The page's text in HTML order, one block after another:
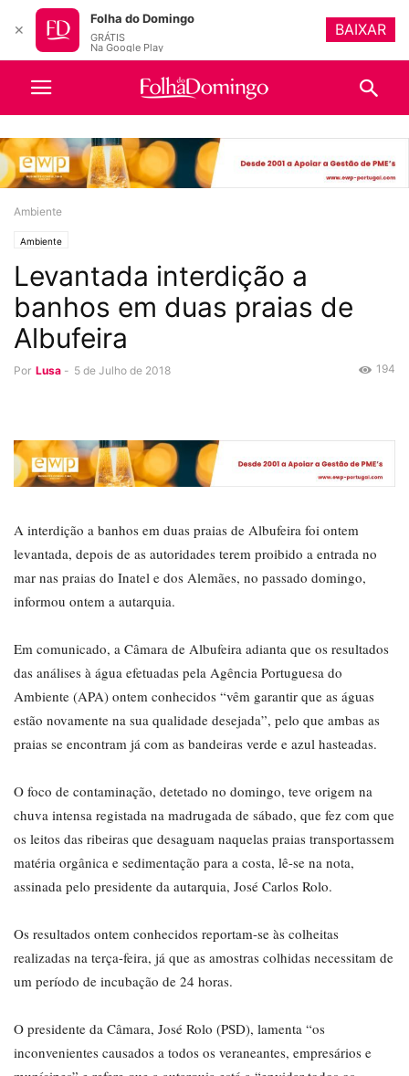
Ambiente
Ambiente
Levantada interdição a
banhos em duas praias de
Albufeira
Por Lusa - 5 de Julho de 2018 194
A interdição a banhos em duas praias de Albufeira foi ontem
levantada, depois de as autoridades terem proibido a entrada no
mar nas praias do Inatel e dos Alemães, no passado domingo,
informou ontem a autarquia.
Em comunicado, a Câmara de Albufeira adianta que os resultados
das análises à água efetuadas pela Agência Portuguesa do
Ambiente (APA) ontem conhecidos “vêm garantir que as águas
estão novamente na sua qualidade desejada”, pelo que ambas as
praias se encontram já com as bandeiras verde e azul hasteadas.
O foco de contaminação, detetado no domingo, teve origem na
chuva intensa registada na madrugada de sábado, que fez com que
os leitos das ribeiras que desaguam naquelas praias transportassem
matéria orgânica e sedimentação para a costa, lê-se na nota,
assinada pelo presidente da autarquia, José Carlos Rolo.
Os resultados ontem conhecidos reportam-se às colheitas
realizadas na terça-feira, já que as amostras colhidas necessitam de
um período de incubação de 24 horas.
O presidente da Câmara, José Rolo (PSD), lamenta “os
inconvenientes causados a todos os veraneantes, empresários e
✕
Folha do Domingo
GRÁTIS
Na Google Play
BAIXAR